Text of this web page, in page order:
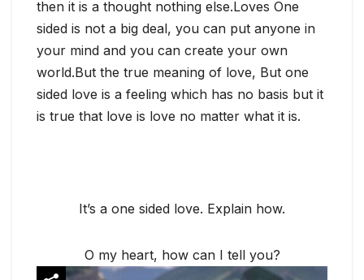
then it is a thought nothing else.Loves One
sided is not a big deal, you can put anyone in
your mind and you can create your own
world.But the true meaning of love, But one
sided love is a feeling which has no basis but it
is true that love is love no matter what it is.
It’s a one sided love. Explain how.
O my heart, how can I tell you?